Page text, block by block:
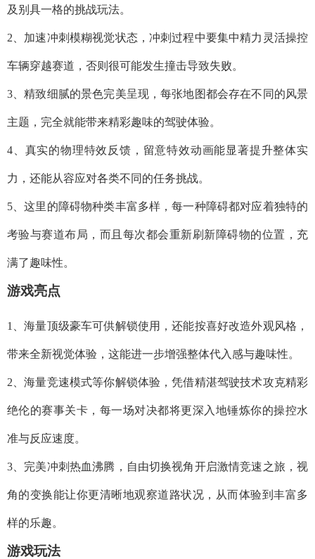
及别具一格的挑战玩法。
2、加速冲刺模糊视觉状态，冲刺过程中要集中精力灵活操控
车辆穿越赛道，否则很可能发生撞击导致失败。
3、精致细腻的景色完美呈现，每张地图都会存在不同的风景
主题，完全就能带来精彩趣味的驾驶体验。
4、真实的物理特效反馈，留意特效动画能显著提升整体实
力，还能从容应对各类不同的任务挑战。
5、这里的障碍物种类丰富多样，每一种障碍都对应着独特的
考验与赛道布局，而且每次都会重新刷新障碍物的位置，充
满了趣味性。
游戏亮点
1、海量顶级豪车可供解锁使用，还能按喜好改造外观风格，
带来全新视觉体验，这能进一步增强整体代入感与趣味性。
2、海量竞速模式等你解锁体验，凭借精湛驾驶技术攻克精彩
绝伦的赛事关卡，每一场对决都将更深入地锤炼你的操控水
准与反应速度。
3、完美冲刺热血沸腾，自由切换视角开启激情竞速之旅，视
角的变换能让你更清晰地观察道路状况，从而体验到丰富多
样的乐趣。
游戏玩法